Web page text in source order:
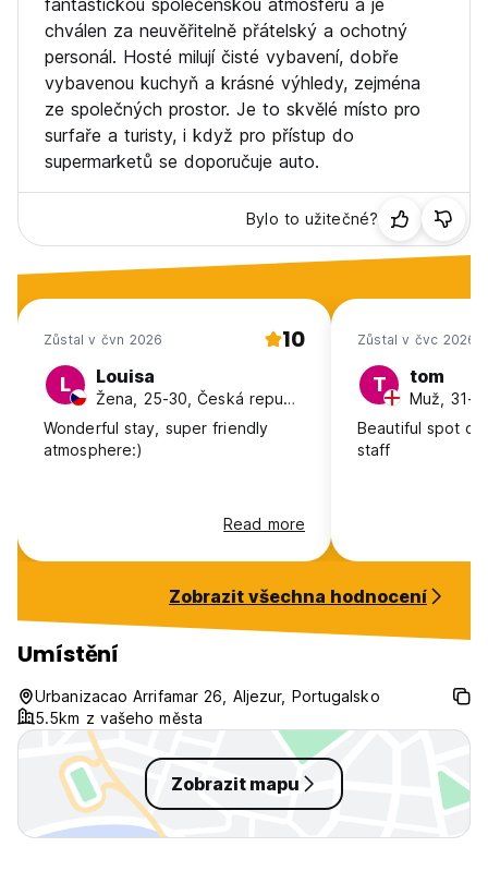
from original language)
fantastickou společenskou atmosféru a je
chválen za neuvěřitelně přátelský a ochotný
personál. Hosté milují čisté vybavení, dobře
vybavenou kuchyň a krásné výhledy, zejména
ze společných prostor. Je to skvělé místo pro
surfaře a turisty, i když pro přístup do
supermarketů se doporučuje auto.
Bylo to užitečné?
Zůstal v čvn 2026 10
L Louisa
Žena, 25-30, Česká republika
Wonderful stay, super friendly
atmosphere:)
Read more
Zůstal v čvc 2026
T tom
Muž, 31-
Beautiful spot
staff
Zobrazit všechna hodnocení
Umístění
Urbanizacao Arrifamar 26, Aljezur, Portugalsko
5.5km z vašeho města
Zobrazit mapu